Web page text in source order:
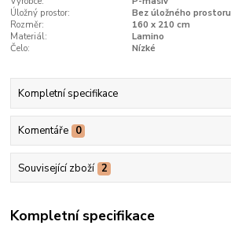
Úložný prostor:
Bez úložného prostoru
Rozměr:
160 x 210 cm
Materiál:
Lamino
Čelo:
Nízké
Kompletní specifikace
Komentáře 0
Související zboží 2
Kompletní specifikace